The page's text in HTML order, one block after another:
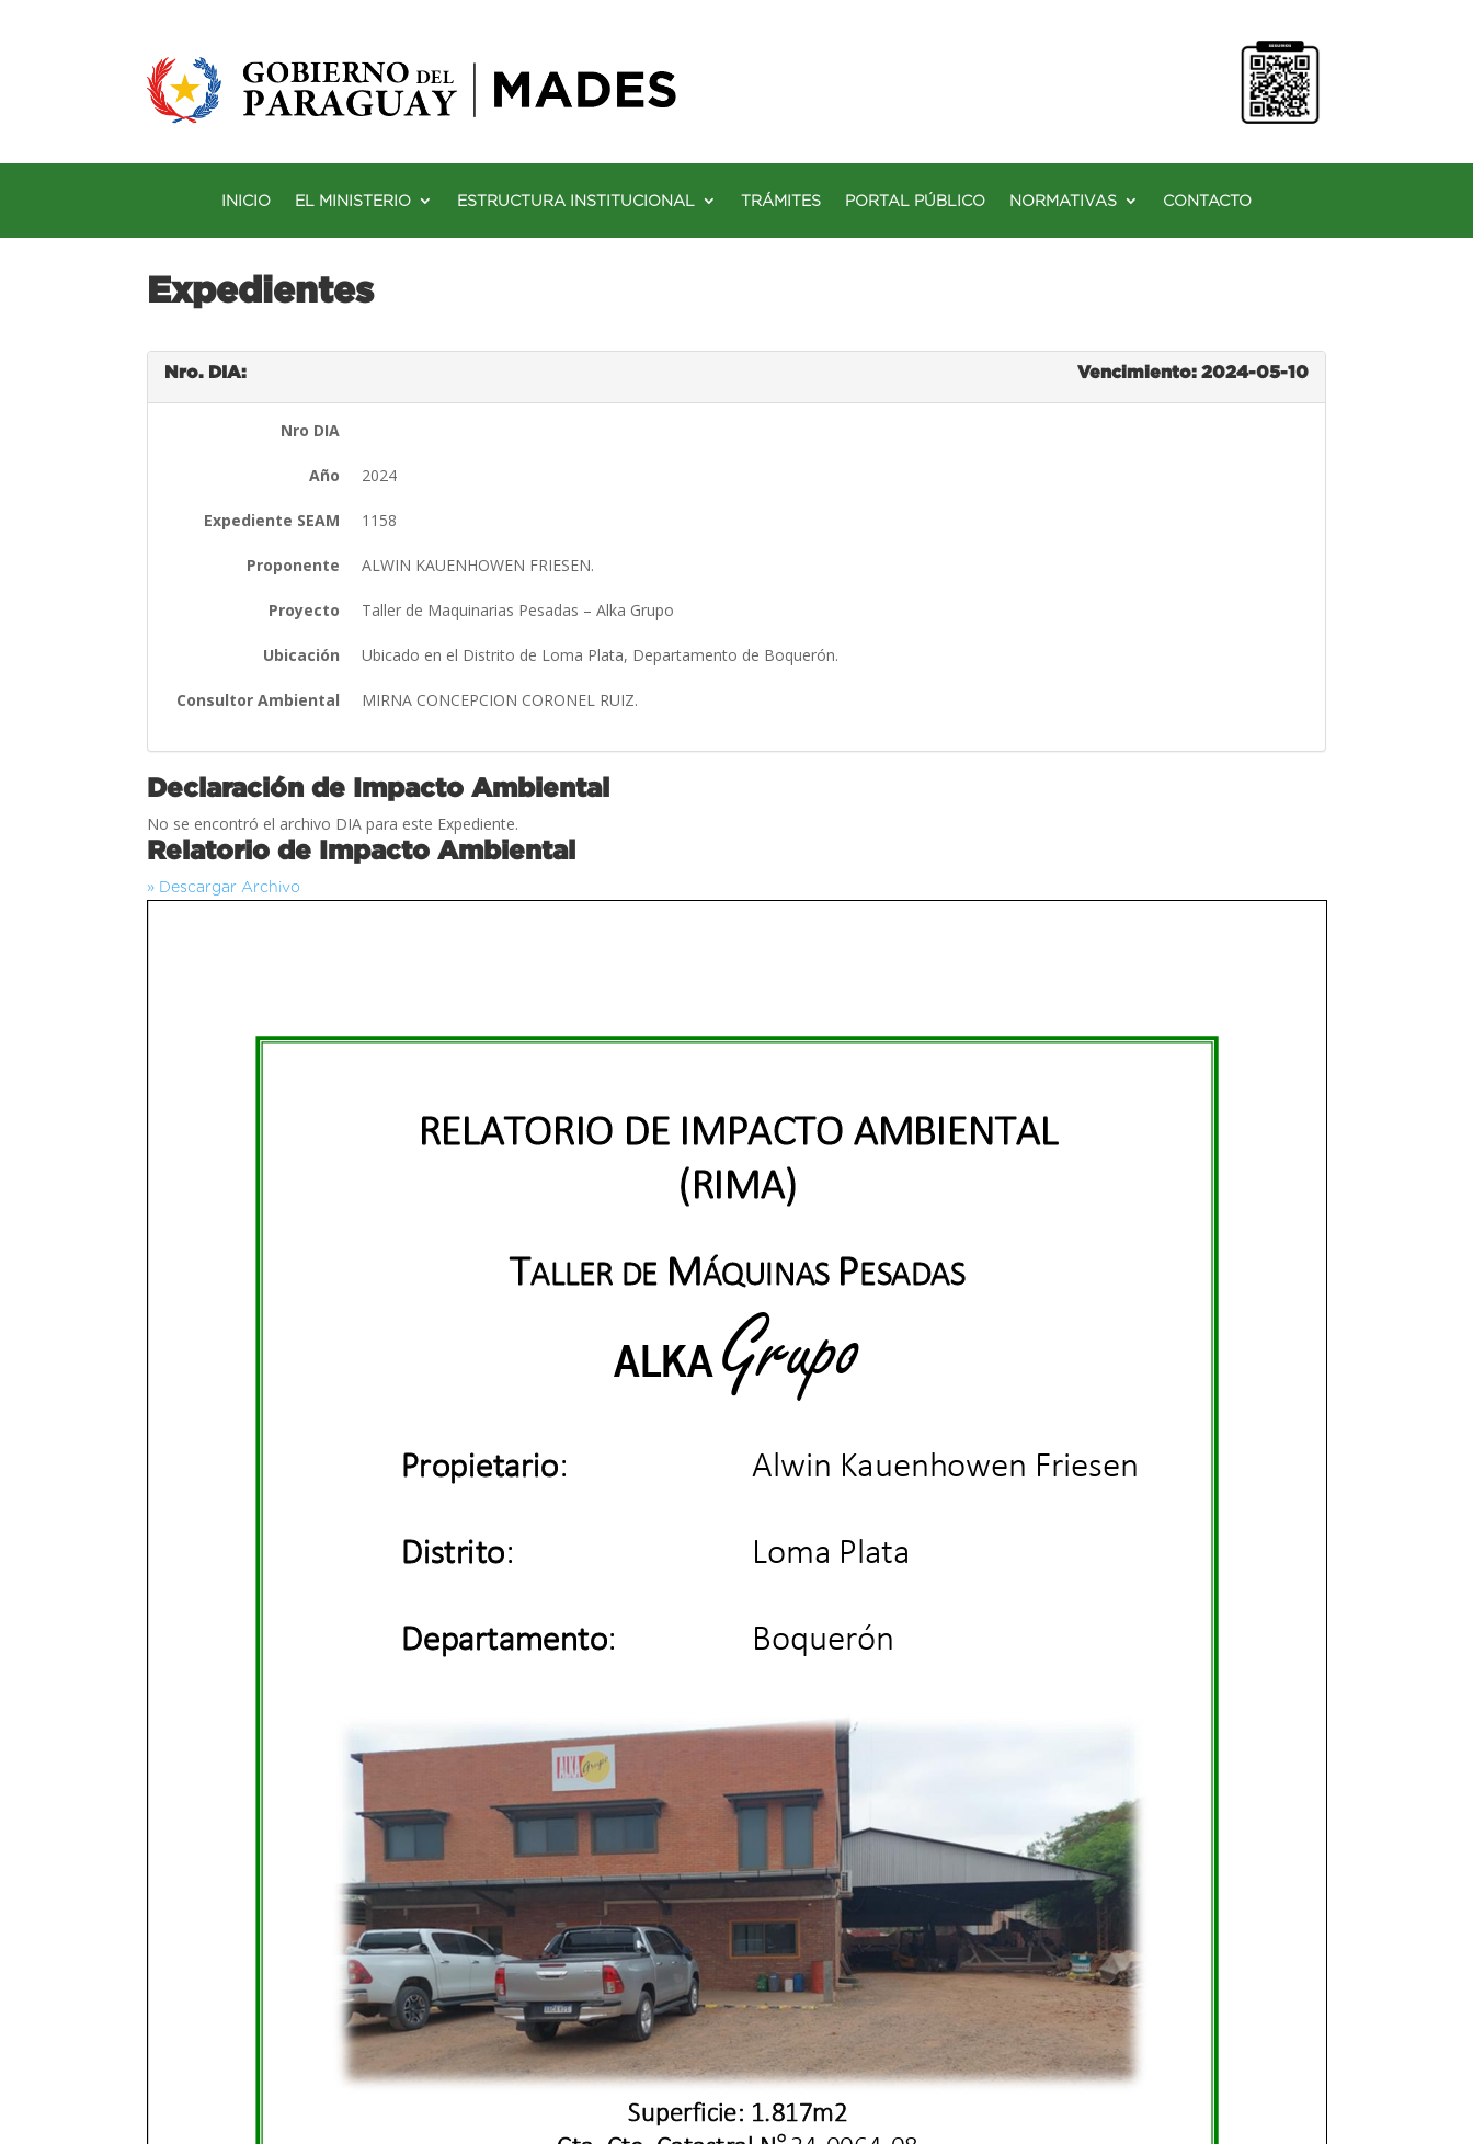
INICIO EL MINISTERIO ESTRUCTURA INSTITUCIONAL TRÁMITES PORTAL PÚBLICO NORMATIVAS CONTACTO
Expedientes
Nro. DIA: Vencimiento: 2024-05-10
Nro DIA
Año 2024
Expediente SEAM 1158
Proponente ALWIN KAUENHOWEN FRIESEN.
Proyecto Taller de Maquinarias Pesadas – Alka Grupo
Ubicación Ubicado en el Distrito de Loma Plata, Departamento de Boquerón.
Consultor Ambiental MIRNA CONCEPCION CORONEL RUIZ.
Declaración de Impacto Ambiental
No se encontró el archivo DIA para este Expediente.
Relatorio de Impacto Ambiental
» Descargar Archivo